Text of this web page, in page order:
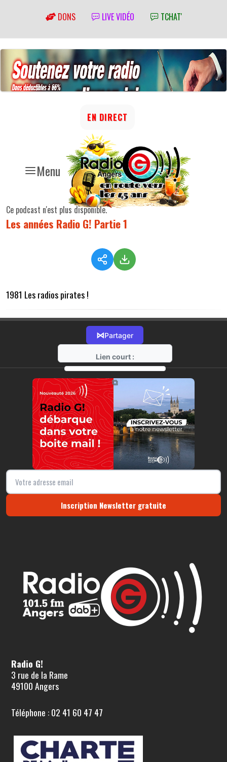
DONS LIVE VIDÉO TCHAT'
Menu
EN DIRECT
Ce podcast n'est plus disponible.
Les années Radio G! Partie 1
1981 Les radios pirates !
⋈Partager
Lien court :
https://radio-g.fr?6436
⧉
Inscription Newsletter gratuite
Radio G!
3 rue de la Rame
49100 Angers
Téléphone : 02 41 60 47 47